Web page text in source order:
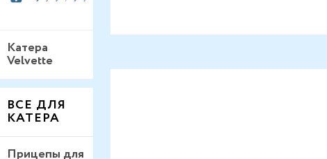
Катера
Velvette
ВСЕ ДЛЯ
КАТЕРА
Прицепы для